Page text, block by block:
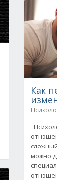
Как
можно